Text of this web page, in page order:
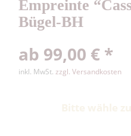
Empreinte
Bügel-BH
ab 99,00 € *
inkl. MwSt. zzgl. Versandkosten